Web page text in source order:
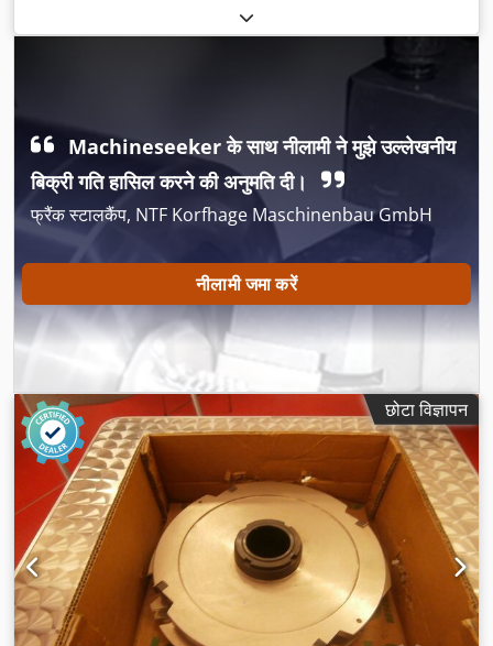
Machineseeker के साथ नीलामी ने मुझे उल्लेखनीय
बिक्री गति हासिल करने की अनुमति दी।
फ्रैंक स्टालकैंप, NTF Korfhage Maschinenbau GmbH
नीलामी जमा करें
छोटा विज्ञापन